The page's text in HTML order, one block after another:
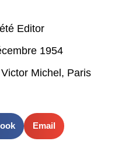
Editor
1954
Michel, Paris
Email